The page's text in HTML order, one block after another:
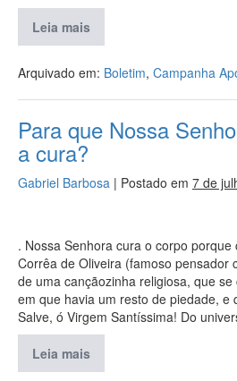
Leia mais
Arquivado em: Boletim, Campanha
Para que Nossa
a cura?
Gabriel Barbosa | Postado em 7 de
. Nossa Senhora cura o corpo
Corrêa de Oliveira (famoso pensador
de uma cançãozinha religiosa, que
em que havia um resto de piedade, e
Salve, ó Virgem Santíssima! Do
Leia mais